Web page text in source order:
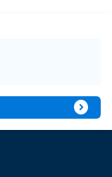
expand_circle_right